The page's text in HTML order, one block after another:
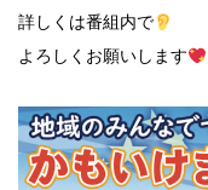
詳しくは番組内で
よろしくお願いします